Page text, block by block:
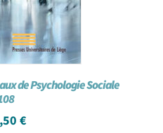
de Psychologie Sociale
€